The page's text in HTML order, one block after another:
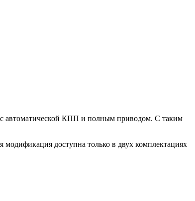
с автоматической КПП и полным приводом. С таким
доступна только в двух комплектациях